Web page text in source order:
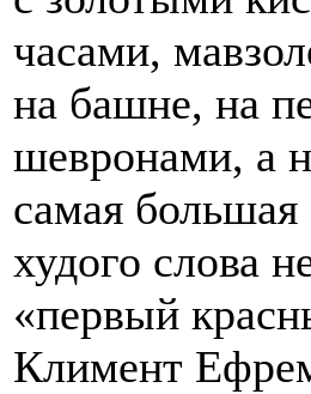
часами,
на башне, на
шевронами, а
самая большая
худого слова
«первый
Климент